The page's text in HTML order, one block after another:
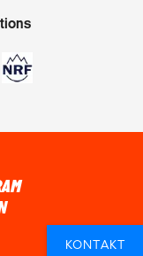
KONTAKT